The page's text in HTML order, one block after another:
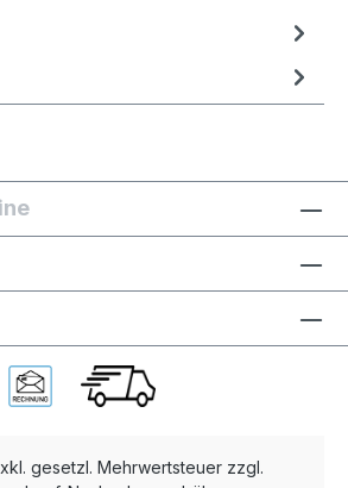
gesetzl. Mehrwertsteuer zzgl.